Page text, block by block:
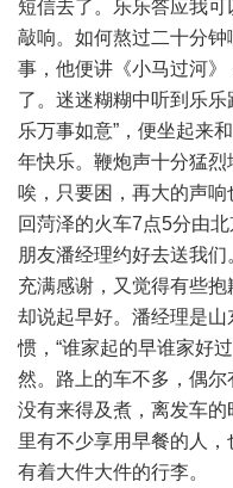
短信去了。乐乐答应我
敲响。如何熬过二十分
事，他便讲《小马过河
了。迷迷糊糊中听到乐
乐万事如意”，便坐起来
年快乐。鞭炮声十分猛烈
唉，只要困，再大的声响
回菏泽的火车7点5分由
朋友潘经理约好去送我
充满感谢，又觉得有些
却说起早好。潘经理是
惯，“谁家起的早谁家好
然。路上的车不多，偶
没有来得及煮，离发车
里有不少享用早餐的人
有着大件大件的行李。